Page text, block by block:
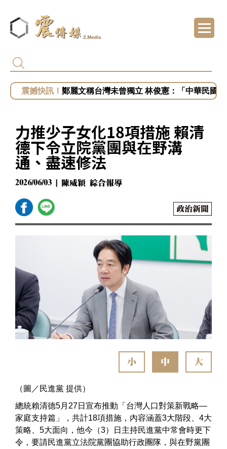
鄭麗文稱台灣未曾獨立 林俊憲：「中華民國
力推少子女化18項措施 賴清
德下令立院黨團與在野溝
通、盡速修法
2026/06/03 | 陳威穎 綜合報導
政治新聞
小 中 大
（圖／民進黨 提供）
總統賴清德5月27日宣布推動「台灣人口對策新戰略—
家庭支持篇」，共計18項措施，內容涵蓋3大階段、4大
策略、5大面向，他今（3）日主持民進黨中常會時更下
令，要請民進黨立法院黨團協助行政團隊，與在野黨團